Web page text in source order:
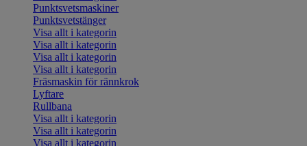
Punktsvetsmaskiner
Punktsvetstänger
Visa allt i kategorin
Visa allt i kategorin
Visa allt i kategorin
Visa allt i kategorin
Fräsmaskin för rännkrok
Lyftare
Rullbana
Visa allt i kategorin
Visa allt i kategorin
Visa allt i kategorin